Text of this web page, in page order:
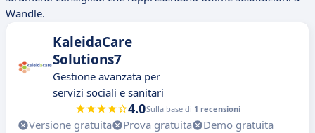
Wandle.
KaleidaCare
Solutions7
Gestione avanzata per
servizi sociali e sanitari
4.0Sulla base di 1 recensioni
Versione gratuita Prova gratuita
Demo gratuita